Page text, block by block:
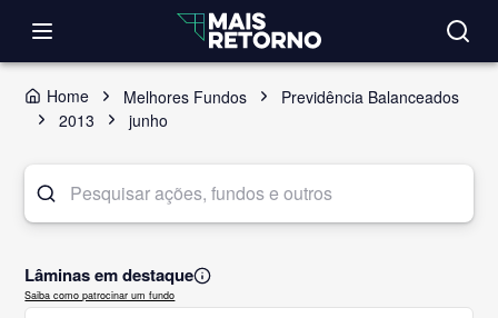
Home Melhores Fundos
Previdência Balanceados
2013
junho
Lâminas em destaque
Saiba como patrocinar um fundo